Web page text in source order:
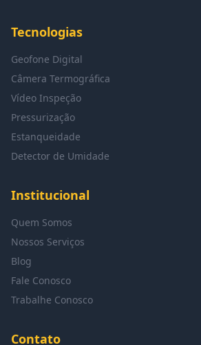
Tecnologias
Geofone Digital
Câmera Termográfica
Vídeo Inspeção
Pressurização
Estanqueidade
Detector de Umidade
Institucional
Quem Somos
Nossos Serviços
Blog
Fale Conosco
Trabalhe Conosco
Contato